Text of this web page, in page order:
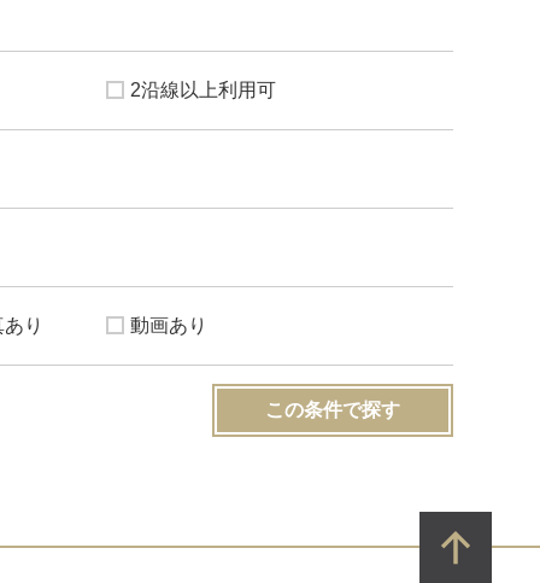
2沿線以上利用可
り 動画あり
この条件で探す